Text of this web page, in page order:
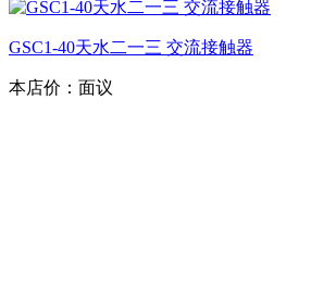
GSC1-40天水二一三 交流接触器
本店价： 面议